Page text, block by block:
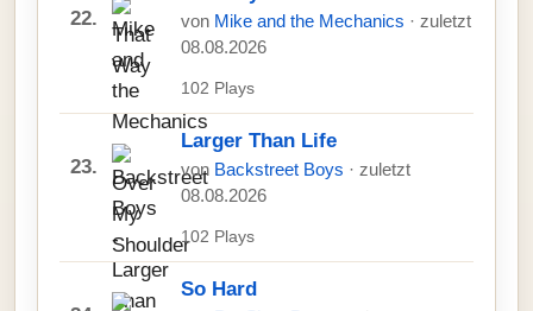
22. von Mike and the Mechanics · zuletzt
08.08.2026
102 Plays
23.
Larger Than Life
von Backstreet Boys · zuletzt
08.08.2026
102 Plays
So Hard